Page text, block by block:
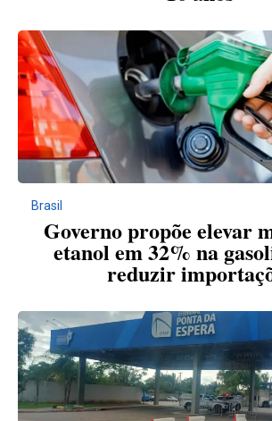
Brasil
Governo propõe elevar
etanol em 32% na
reduzir